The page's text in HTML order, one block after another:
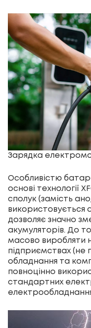
Зарядка
Особливістю
основі технології
сполук (замість
використовується
дозволяє значно
акумуляторів. До
масово виробляти
підприємствах (не
обладнання та
повноцінно
стандартних